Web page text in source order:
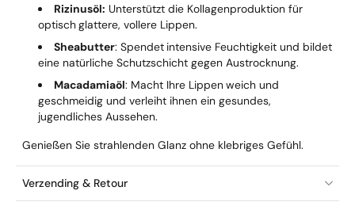
Rizinusöl: Unterstützt die Kollagenproduktion für
optischglattere, vollere Lippen.
Sheabutter: Spendet intensive Feuchtigkeit und bildet
eine natürliche Schutzschicht gegen Austrocknung.
Macadamiaöl: Macht Ihre Lippenweich und
geschmeidig und verleiht ihnen ein gesundes,
jugendliches Aussehen.
Genießen Sie strahlenden Glanz ohne klebriges Gefühl.
Verzending & Retour